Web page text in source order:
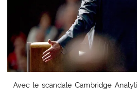
Avec le scandale Cambridge